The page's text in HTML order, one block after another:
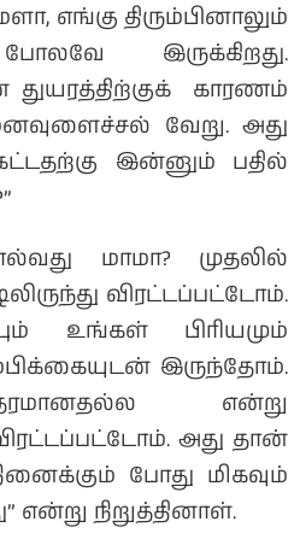
எங்கு திரும்பினாலும்
இருக்கிறது.
காரணம்
வேறு. அது
இன்னும் பதில்
மாமா? முதலில்
விரட்டப்பட்டோம்.
உங்கள் பிரியமும்
இருந்தோம்.
என்று
அது தான்
போது மிகவும்
என்று நிறுத்தினாள்.